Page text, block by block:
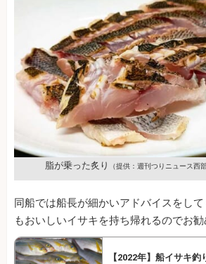
脂が乗った炙り （提供：週刊つりニュース西
同船では船長が細かいアドバイスをし
もおいしいイサキを持ち帰れるのでお勧
【2022年】船イサキ